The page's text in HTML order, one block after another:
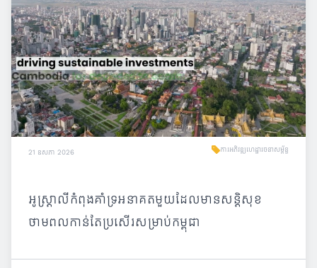
21 ឧសភា 2026 ការអភិវឌ្ឍហេដ្ឋារចនាសម្ព័ន្ធ
អូស្ត្រាលីកំពុងគាំទ្រអនាគតមួយដែលមានសន្តិសុខ
ថាមពលកាន់តែប្រសើរសម្រាប់កម្ពុជា